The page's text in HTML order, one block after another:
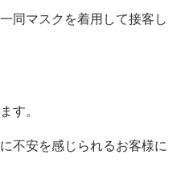
同マスクを着用して接客し
す。
不安を感じられるお客様に